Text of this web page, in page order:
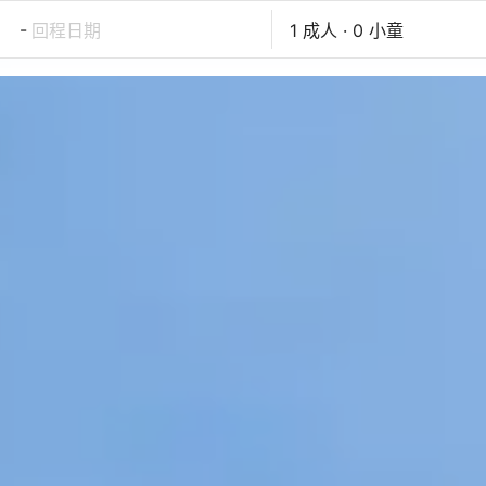
- 回程日期 1 成人 · 0 小童